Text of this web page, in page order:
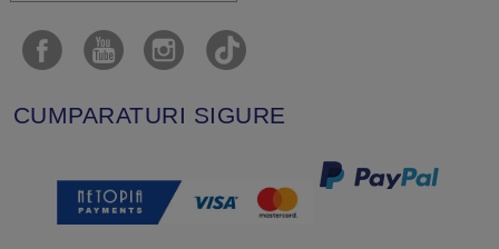
CUMPARATURI SIGURE